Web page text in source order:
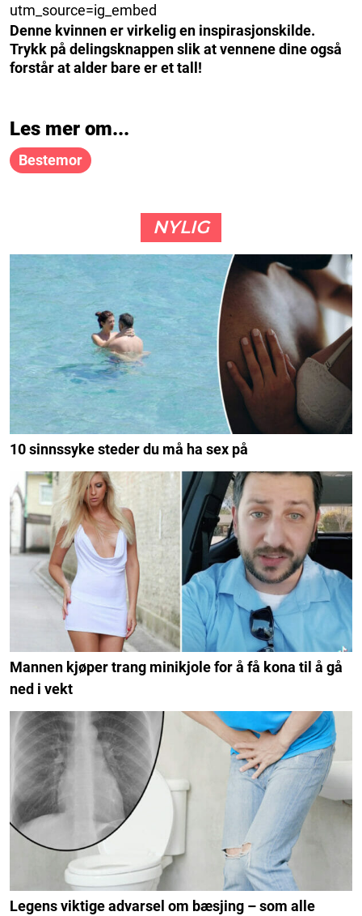
utm_source=ig_embed
Denne kvinnen er virkelig en inspirasjonskilde.
Trykk på delingsknappen slik at vennene dine også
forstår at alder bare er et tall!
Les mer om...
Bestemor
NYLIG
10 sinnssyke steder du må ha sex på
Mannen kjøper trang minikjole for å få kona til å gå
ned i vekt
Legens viktige advarsel om bæsjing – som alle